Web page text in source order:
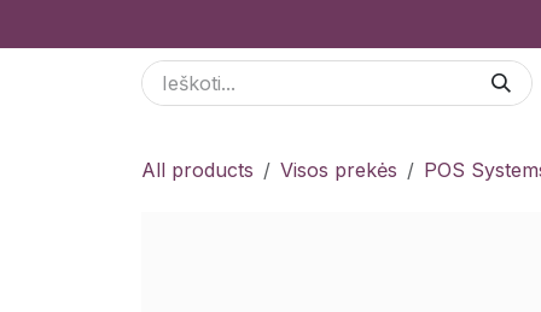
All products Visos prekės POS